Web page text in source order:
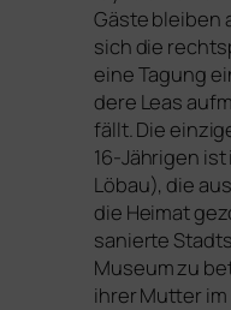
Gäste blei­ben
sich die
eine Tagung
de­re Leas
fällt. Die
16-Jährigen ist
Löbau), die
die Heimat
sanier­te
Museum zu
ihrer Mutter